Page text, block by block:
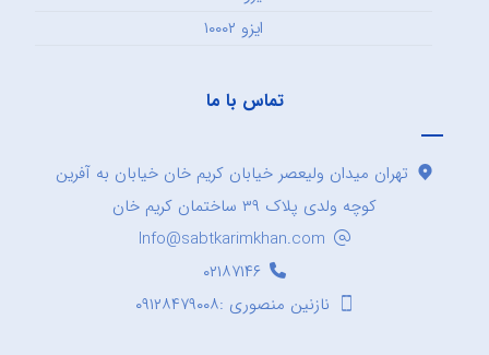
ایزو ۱۰۰۰۲
تماس با ما
تهران میدان ولیعصر خیابان کریم خان خیابان به آفرین
کوچه ولدی پلاک ۳۹ ساختمان کریم خان
Info@sabtkarimkhan.com
۰۲۱۸۷۱۴۶
نازنین منصوری :۰۹۱۲۸۴۷۹۰۰۸